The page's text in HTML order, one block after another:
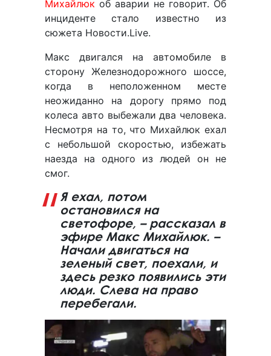
Михайлюк об аварии не говорит. Об
инциденте стало известно из
сюжета Новости.Live.
Макс двигался на автомобиле в
сторону Железнодорожного шоссе,
когда в неположенном месте
неожиданно на дорогу прямо под
колеса авто выбежали два человека.
Несмотря на то, что Михайлюк ехал
с небольшой скоростью, избежать
наезда на одного из людей он не
смог.
Я ехал, потом
остановился на
светофоре, – рассказал в
эфире Макс Михайлюк. –
Начали двигаться на
зеленый свет, поехали, и
здесь резко появились эти
люди. Слева на право
перебегали.